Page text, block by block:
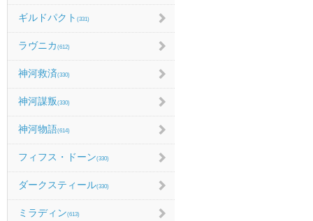
ギルドパクト (331)
ラヴニカ (612)
神河救済(330)
神河謀叛 (330)
神河物語(614)
フィフス・ドーン(330)
ダークスティール(330)
ミラディン(613)